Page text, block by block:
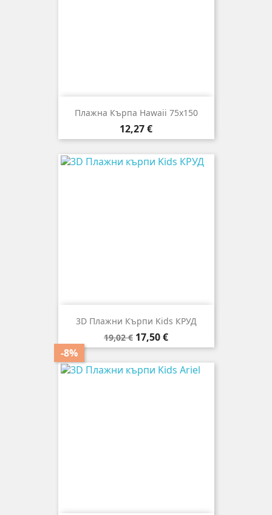
Плажна Кърпа Hawaii 75x150
Цена
12,27 €
3D Плажни Кърпи Kids КРУД
Редовна
цена
19,02 €
-8%
Цена
17,50 €